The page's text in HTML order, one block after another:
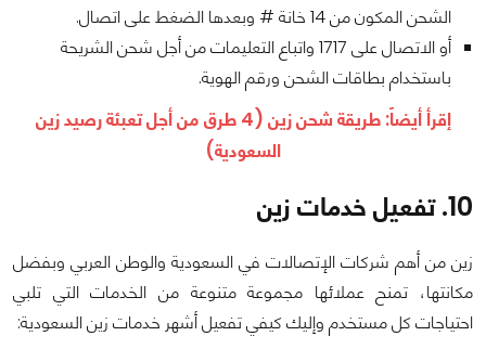
الشحن المكون من 14 خانة # وبعدها الضغط على اتصال.
أو الاتصال على 1717 واتباع التعليمات من أجل شحن الشريحة
باستخدام بطاقات الشحن ورقم الهوية.
إقرأ أيضاً:
طريقة شحن زين (4 طرق من أجل تعبئة رصيد زين
السعودية)
10. تفعيل خدمات زين
زين من أهم شركات الإتصالات في السعودية والوطن العربي وبفضل
مكانتها، تمنح عملائها مجموعة متنوعة من الخدمات التي تلبي
احتياجات كل مستخدم وإليك كيفي تفعيل أشهر خدمات زين السعودية: